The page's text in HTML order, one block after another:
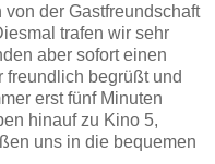
der Gastfreundschaft
trafen wir sehr
aber sofort einen
freundlich begrüßt und
erst fünf Minuten
hinauf zu Kino 5,
uns in die bequemen